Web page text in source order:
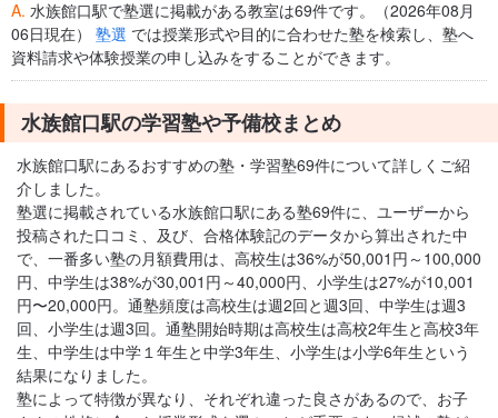
A. 水族館口駅で塾選に掲載がある教室は69件です。（2026年08月
06日現在） 塾選 では授業形式や目的に合わせた塾を検索し、塾へ
資料請求や体験授業の申し込みをすることができます。
水族館口駅の学習塾や予備校まとめ
水族館口駅にあるおすすめの塾・学習塾69件について詳しくご紹
介しました。
塾選に掲載されている水族館口駅にある塾69件に、ユーザーから
投稿された口コミ、及び、合格体験記のデータから算出された中
で、一番多い塾の月額費用は、高校生は36%が50,001円～100,000
円、中学生は38%が30,001円～40,000円、小学生は27%が10,001
円〜20,000円。通塾頻度は高校生は週2回と週3回、中学生は週3
回、小学生は週3回。通塾開始時期は高校生は高校2年生と高校3年
生、中学生は中学１年生と中学3年生、小学生は小学6年生という
結果になりました。
塾によって特徴が異なり、それぞれ違った良さがあるので、お子